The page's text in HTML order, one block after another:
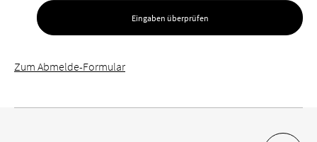
Eingaben überprüfen
Zum Abmelde-Formular